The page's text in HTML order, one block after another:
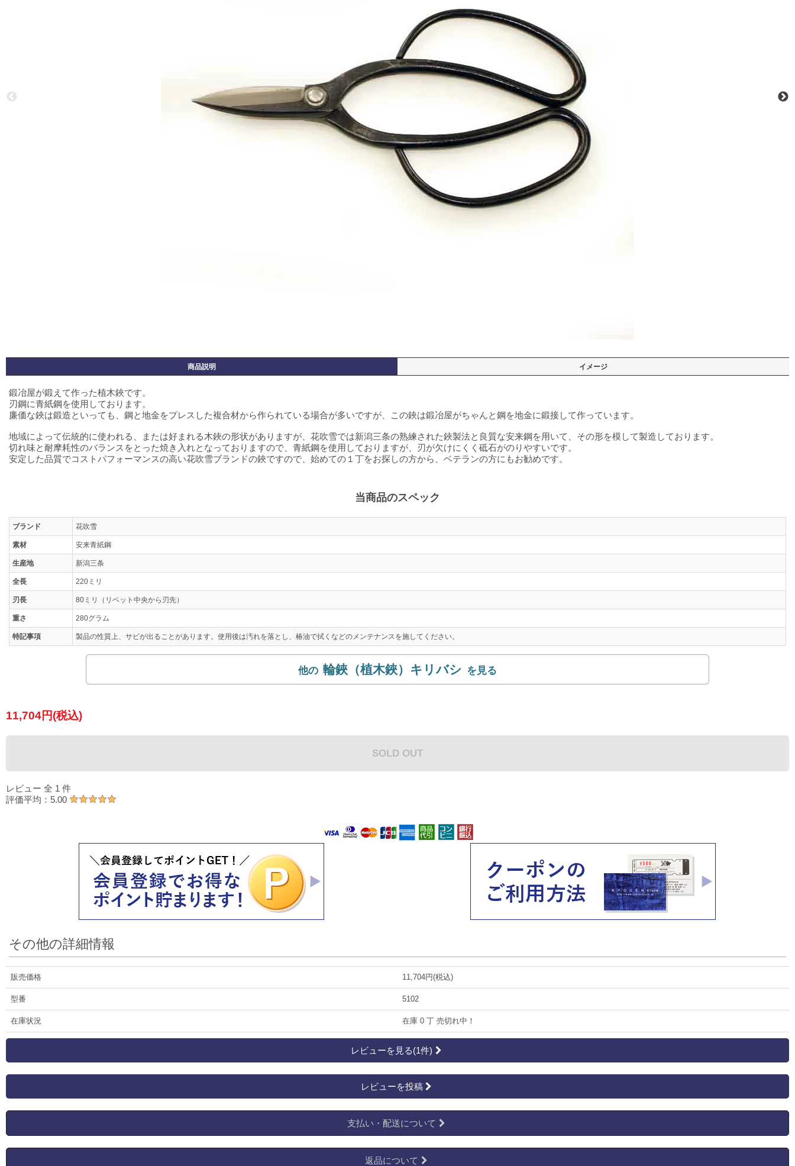
商品説明 イメージ
鍛冶屋が鍛えて作った植木鋏です。
刃鋼に青紙鋼を使用しております。
廉価な鋏は鍛造といっても、鋼と地金をプレスした複合材から作られている場合が多いですが、この鋏は鍛冶屋がちゃんと鋼を地金に鍛接して作っています。
地域によって伝統的に使われる、または好まれる木鋏の形状がありますが、花吹雪では新潟三条の熟練された鋏製法と良質な安来鋼を用いて、その形を模して製造しております。
切れ味と耐摩耗性のバランスをとった焼き入れとなっておりますので、青紙鋼を使用しておりますが、刃が欠けにくく砥石がのりやすいです。
安定した品質でコストパフォーマンスの高い花吹雪ブランドの鋏ですので、始めての１丁をお探しの方から、ベテランの方にもお勧めです。
当商品のスペック
ブランド 花吹雪
素材 安来青紙鋼
生産地 新潟三条
全長 220ミリ
刃長 80ミリ（リベット中央から刃先）
重さ 280グラム
特記事項 製品の性質上、サビが出ることがあります。使用後は汚れを落とし、椿油で拭くなどのメンテナンスを施してください。
輪鋏（植木鋏）キリバシ
11,704円(税込)
SOLD OUT
レビュー 全 1 件
評価平均：5.00 ★★★★★
その他の詳細情報
販売価格 11,704円(税込)
型番 5102
在庫状況 在庫 0 丁 売切れ中！
レビューを見る(1件)
レビューを投稿
支払い・配送について
返品について